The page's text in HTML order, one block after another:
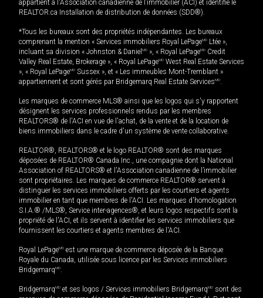
appartient à l'Association canadienne de l’immobilier (ACI) et identifie le
REALTOR.ca Installation de distribution de données (SDD®).
*Tous les bureaux sont des propriétés indépendantes. Les bureaux
comprenant la mention « Services immobiliers Royal LePageMD Ltée »,
incluant sa division « Johnston & Daniel MD », « Royal LePageMD Credit
Valley Real Estate, Brokerage », « Royal LePageMD West Real Estate Services
», « Royal LePageMD Sussex », et « Les immeubles Mont-Tremblant »
appartiennent et sont gérés par Bridgemarq Real Estate ServicesMD.
Les marques de commerce MLS® ainsi que les logos qui s'y rapportent
désignent les services professionnels rendus par les membres
REALTORS® de l'ACI en vue de l'achat, de la vente et de la location de
biens immobiliers dans le cadre d'un système de vente collaborative.
REALTOR®, REALTORS® et le logo REALTOR® sont des marques
déposées de REALTOR® Canada Inc., une compagnie dont la National
Association of REALTORS® et l'Association canadienne de l’immobilier
sont propriétaires. Les marques de commerce REALTOR® servent à
distinguer les services immobiliers offerts par les courtiers et agents
immobilier en tant que membres de l'ACI. Les marques d'homologation
S.I.A.® /MLS®, Service inter-agences®, et leurs logos respectifs sont la
propriété de l'ACI, et ils servent à identifier les services immobiliers que
fournissent les courtiers et agents membres de l'ACI.
Royal LePageMD est une marque de commerce déposée de la Banque
Royale du Canada, utilisée sous licence par les Services immobiliers
BridgemarqMD.
BridgemarqMD et ses logos / Services immobiliers BridgemarqMD sont des